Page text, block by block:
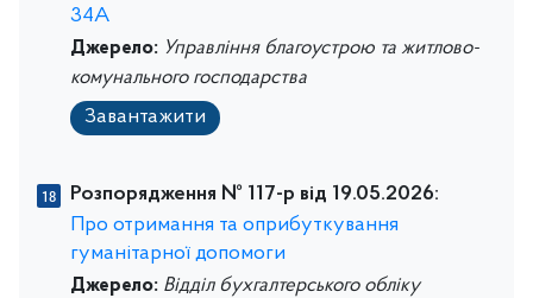
34А
Джерело: Управління благоустрою та житлово-
комунального господарства
Завантажити
Розпорядження № 117-р від 19.05.2026:
Про отримання та оприбуткування
гуманітарної допомоги
Джерело: Відділ бухгалтерського обліку